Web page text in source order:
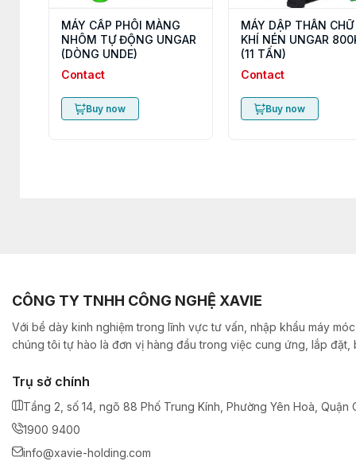
MÁY CẤP PHÔI MÀNG
NHÔM TỰ ĐỘNG UNGAR
(DÒNG UNDE)
Contact
Buy now
MÁY DẬP THÂN CHỮ
KHÍ NÉN UNGAR
(11 TẤN)
Contact
Buy now
CÔNG TY TNHH CÔNG NGHỆ XAVIE
Với bề dày kinh nghiệm trong lĩnh vực tư vấn, nhập khẩu máy
chúng tôi tự hào là đơn vị hàng đầu trong việc cung ứng, lắp đặt,
Trụ sở chính
Tầng 2, số 14, ngõ 88 Phố Trung Kính, Phường Yên Hoà, Quận
1900 9400
info@xavie-holding.com